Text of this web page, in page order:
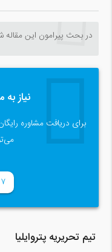
در بحث‌‌ پیرامون این مقاله
نیاز
برای دریافت مشاوره
تیم تحریریه پتروایلیا